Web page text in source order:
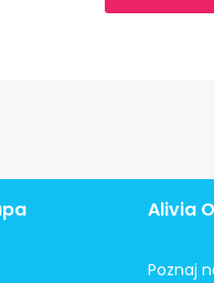
Alivia
Poznaj